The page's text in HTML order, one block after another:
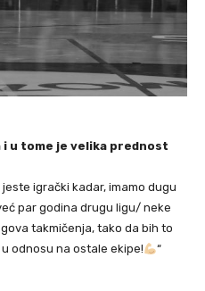
i u tome je velika prednost
igrački kadar, imamo dugu
par godina drugu ligu/ neke
takmičenja, tako da bih to
odnosu na ostale ekipe!
“